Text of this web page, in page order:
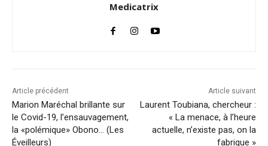
Medicatrix
Article précédent
Marion Maréchal brillante sur
le Covid-19, l’ensauvagement,
la «polémique» Obono… (Les
Éveilleurs)
Article suivant
Laurent Toubiana, chercheur :
« La menace, à l’heure
actuelle, n’existe pas, on la
fabrique »